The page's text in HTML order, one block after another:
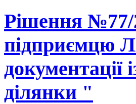
Рішення №77/
підприємцю
документації
ділянки "